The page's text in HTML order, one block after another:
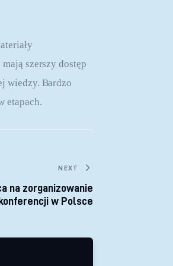
szerszy dostęp
wiedzy. Bardzo
etapach.
NEXT
na zorganizowanie
w Polsce